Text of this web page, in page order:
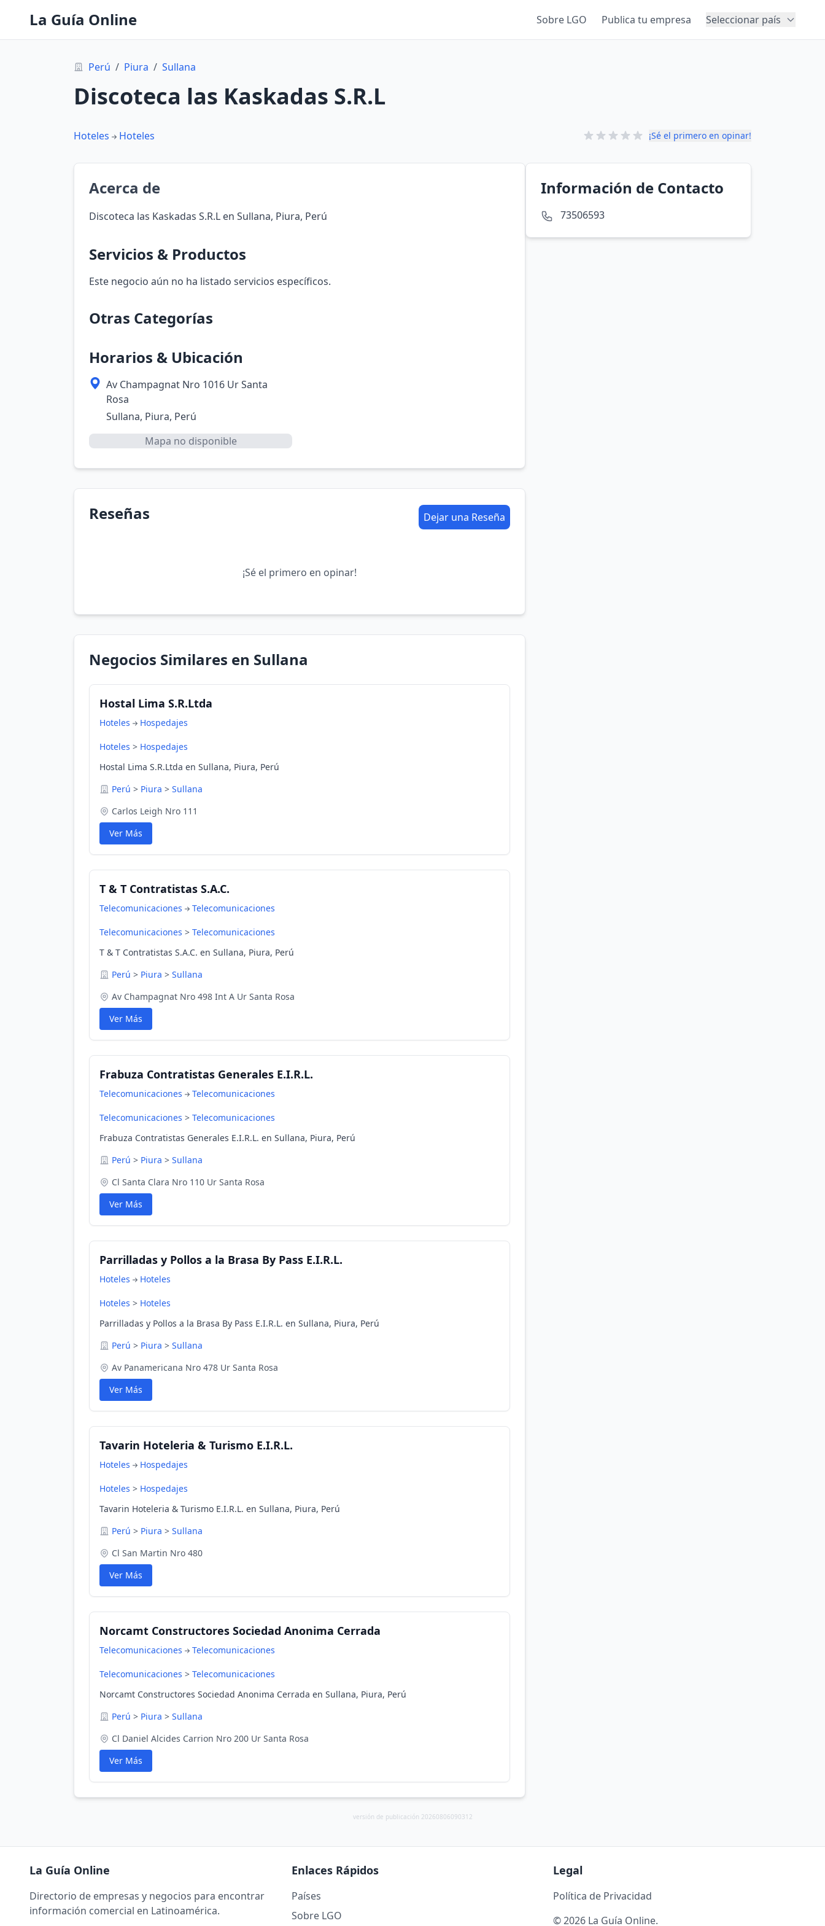
La Guía Online Sobre LGO Publica tu empresa Seleccionar país
Perú / Piura / Sullana
Discoteca las Kaskadas S.R.L
Hoteles Hoteles ¡Sé el primero en opinar!
Acerca de
Discoteca las Kaskadas S.R.L en Sullana, Piura, Perú
Servicios & Productos
Este negocio aún no ha listado servicios específicos.
Otras Categorías
Horarios & Ubicación
Av Champagnat Nro 1016 Ur Santa
Rosa
Sullana, Piura, Perú
Mapa no disponible
Reseñas Dejar una Reseña
¡Sé el primero en opinar!
Negocios Similares en Sullana
Hostal Lima S.R.Ltda
Hoteles Hospedajes
Hoteles > Hospedajes
Hostal Lima S.R.Ltda en Sullana, Piura, Perú
Perú > Piura > Sullana
Carlos Leigh Nro 111
Ver Más
T & T Contratistas S.A.C.
Telecomunicaciones Telecomunicaciones
Telecomunicaciones > Telecomunicaciones
T & T Contratistas S.A.C. en Sullana, Piura, Perú
Perú > Piura > Sullana
Av Champagnat Nro 498 Int A Ur Santa Rosa
Ver Más
Frabuza Contratistas Generales E.I.R.L.
Telecomunicaciones Telecomunicaciones
Telecomunicaciones > Telecomunicaciones
Frabuza Contratistas Generales E.I.R.L. en Sullana, Piura, Perú
Perú > Piura > Sullana
Cl Santa Clara Nro 110 Ur Santa Rosa
Ver Más
Parrilladas y Pollos a la Brasa By Pass E.I.R.L.
Hoteles Hoteles
Hoteles > Hoteles
Parrilladas y Pollos a la Brasa By Pass E.I.R.L. en Sullana, Piura, Perú
Perú > Piura > Sullana
Av Panamericana Nro 478 Ur Santa Rosa
Ver Más
Tavarin Hoteleria & Turismo E.I.R.L.
Hoteles Hospedajes
Hoteles > Hospedajes
Tavarin Hoteleria & Turismo E.I.R.L. en Sullana, Piura, Perú
Perú > Piura > Sullana
Cl San Martin Nro 480
Ver Más
Norcamt Constructores Sociedad Anonima Cerrada
Telecomunicaciones Telecomunicaciones
Telecomunicaciones > Telecomunicaciones
Norcamt Constructores Sociedad Anonima Cerrada en Sullana, Piura, Perú
Perú > Piura > Sullana
Cl Daniel Alcides Carrion Nro 200 Ur Santa Rosa
Ver Más
Información de Contacto
73506593
versión de publicación 20260806090312
La Guía Online
Directorio de empresas y negocios para encontrar
información comercial en Latinoamérica.
Enlaces Rápidos
Países
Sobre LGO
Legal
Política de Privacidad
© 2026 La Guía Online.